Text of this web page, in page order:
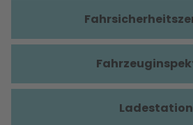
Ladestation